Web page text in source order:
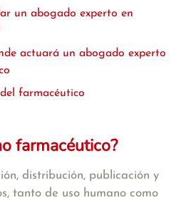
un abogado experto en
actuará un abogado experto
farmacéutico
farmacéutico?
distribución, publicación y
tanto de uso humano como